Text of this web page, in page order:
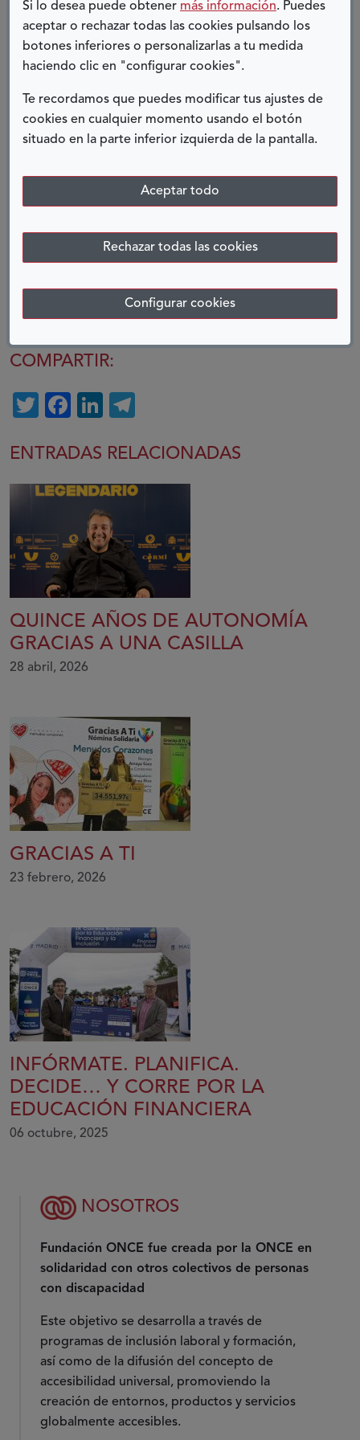
Si lo desea puede obtener más información. Puedes
aceptar o rechazar todas las cookies pulsando los
botones inferiores o personalizarlas a tu medida
haciendo clic en "configurar cookies".
Te recordamos que puedes modificar tus ajustes de
cookies en cualquier momento usando el botón
situado en la parte inferior izquierda de la pantalla.
Aceptar todo
Rechazar todas las cookies
Configurar cookies
nivel de difusión y de concienciación sobre la
realidad del cáncer infantil. Para Aladina es,
además, un orgullo saber que tantas personas
han confiado en nuestro trabajo y han querido
aportar su granito de arena a nuestra causa.
muchos “aladinos” y familias.
corazón!
directora de Comunicación y Empresas
de la Fundación Aladina
COMPARTIR:
TwitterFacebook
LinkedIn
ENTRADAS RELACIONADAS
QUINCE AÑOS DE AUTONOMÍA
GRACIAS A UNA CASILLA
28 abril, 2026
GRACIAS A TI
23 febrero, 2026
INFÓRMATE. PLANIFICA.
DECIDE… Y CORRE POR LA
EDUCACIÓN FINANCIERA
06 octubre, 2025
NOSOTROS
Fundación ONCE fue creada por la ONCE en
solidaridad con otros colectivos de personas
con discapacidad
Este objetivo se desarrolla a través de
programas de inclusión laboral y formación,
así como de la difusión del concepto de
accesibilidad universal, promoviendo la
creación de entornos, productos y servicios
globalmente accesibles.